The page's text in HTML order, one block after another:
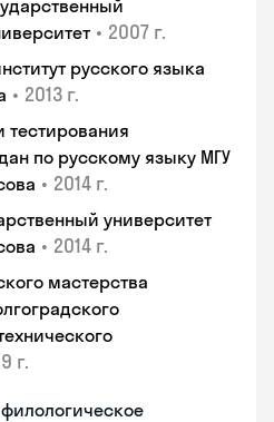
• 2007 г.
русского языка
• 2013 г.
тестирования
по русскому языку МГУ
• 2014 г.
университет
• 2014 г.
мастерства
г.